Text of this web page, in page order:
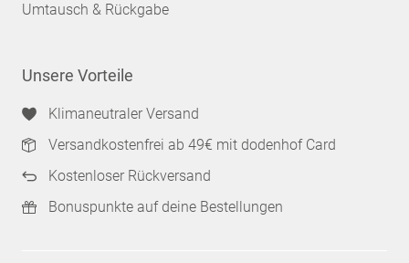
Umtausch & Rückgabe
Unsere Vorteile
Klimaneutraler Versand
Versandkostenfrei ab 49€ mit dodenhof Card
Kostenloser Rückversand
Bonuspunkte auf deine Bestellungen